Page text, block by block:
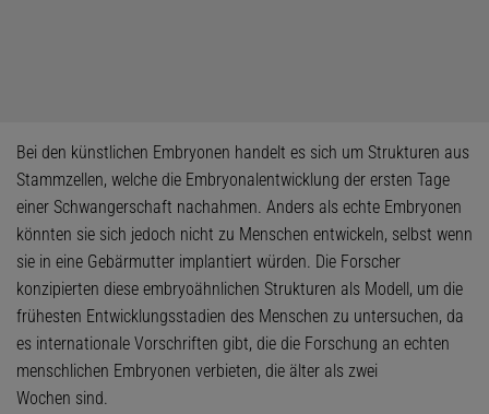
Bei den künstlichen Embryonen handelt es sich um Strukturen aus
Stammzellen, welche die Embryonalentwicklung der ersten Tage
einer Schwangerschaft nachahmen. Anders als echte Embryonen
könnten sie sich jedoch nicht zu Menschen entwickeln, selbst wenn
sie in eine Gebärmutter implantiert würden. Die Forscher
konzipierten diese embryoähnlichen Strukturen als Modell, um die
frühesten Entwicklungsstadien des Menschen zu untersuchen, da
es internationale Vorschriften gibt, die die Forschung an echten
menschlichen Embryonen verbieten, die älter als zwei
Wochen sind.